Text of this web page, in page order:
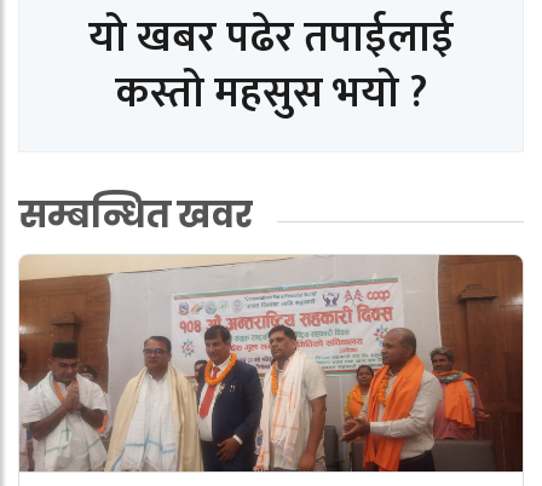
यो खबर पढेर तपाईलाई
कस्तो महसुस भयो ?
सम्बन्धित खवर